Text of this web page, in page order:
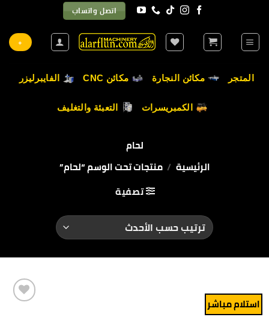
اتصل واتساب
+
المتجر مكائن النجارة مكائن CNC الفايبرليزر
الكمبريسرات التعبئة والتغليف
لحام
الرئيسية / منتجات تحت الوسم “لحام”
تصفية
استلام مباشر